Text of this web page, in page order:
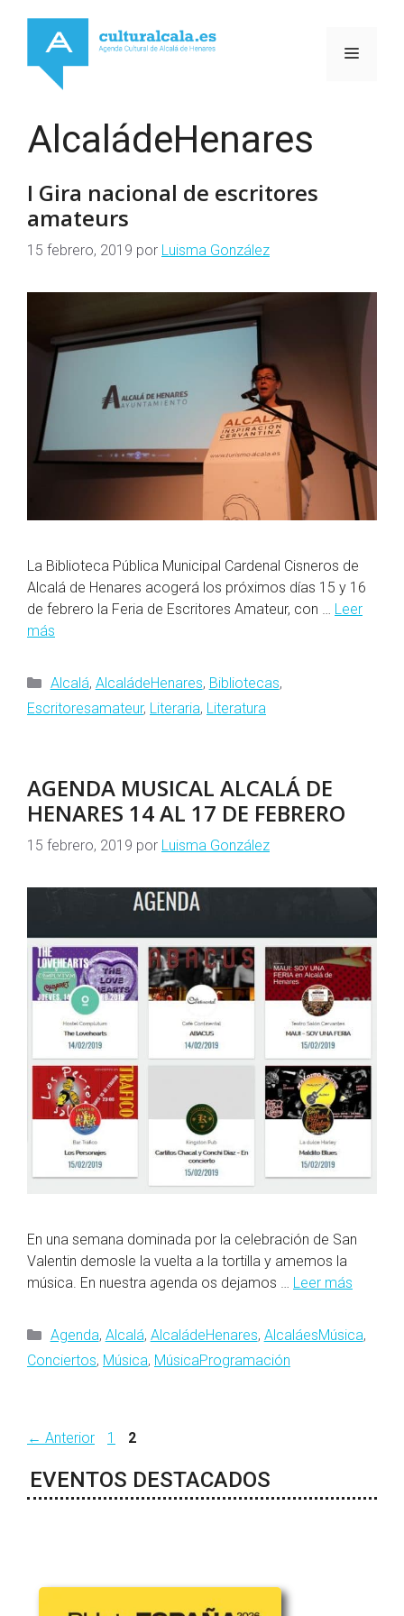
contenido
MENÚ
AlcaládeHenares
I Gira nacional de escritores
amateurs
15 febrero, 2019 por Luisma González
La Biblioteca Pública Municipal Cardenal Cisneros de
Alcalá de Henares acogerá los próximos días 15 y 16
de febrero la Feria de Escritores Amateur, con … Leer
más
Categorías
Alcalá, AlcaládeHenares, Bibliotecas,
Escritoresamateur, Literaria, Literatura
AGENDA MUSICAL ALCALÁ DE
HENARES 14 AL 17 DE FEBRERO
15 febrero, 2019 por Luisma González
En una semana dominada por la celebración de San
Valentin demosle la vuelta a la tortilla y amemos la
música. En nuestra agenda os dejamos … Leer más
Categorías
Agenda, Alcalá, AlcaládeHenares, AlcaláesMúsica,
Conciertos, Música, MúsicaProgramación
← Anterior Página
1 Página
2
EVENTOS DESTACADOS